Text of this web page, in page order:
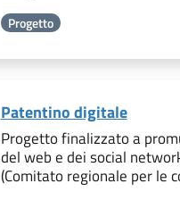
Progetto
Patentino digitale
Progetto finalizzato a
del web e dei social
(Comitato regionale per le